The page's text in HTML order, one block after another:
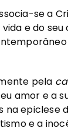
se a
e do seu
pela
amor e a
epiclese
e a